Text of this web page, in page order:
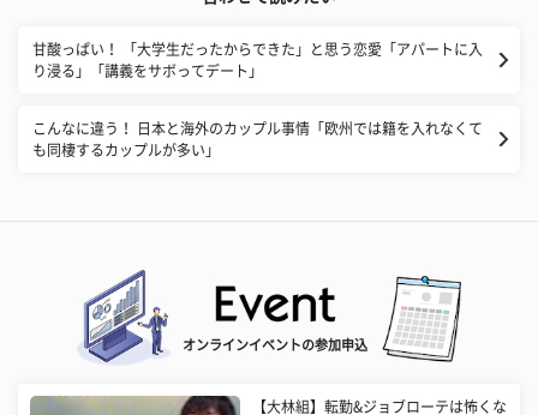
甘酸っぱい！ 「大学生だったからできた」と思う恋愛「アパートに入
り浸る」「講義をサボってデート」
こんなに違う！ 日本と海外のカップル事情「欧州では籍を入れなくて
も同棲するカップルが多い」
オンラインイベントの参加申込
【大林組】転勤&ジョブローテは怖くな